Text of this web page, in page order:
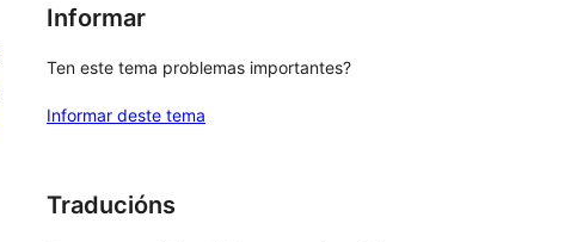
Informar
Ten este tema problemas importantes?
Informar deste tema
Traducións